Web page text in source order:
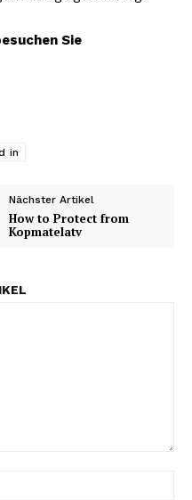
Sie
in
Nächster Artikel
How to Protect from
Kopmatelatv